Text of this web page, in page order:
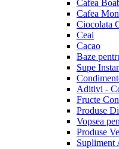
Cafea
Cafea
Ciocolata
Ceai
Cacao
Baze
Supe
Aditivi -
Fructe
Produse
Vopsea
Produse
Supliment